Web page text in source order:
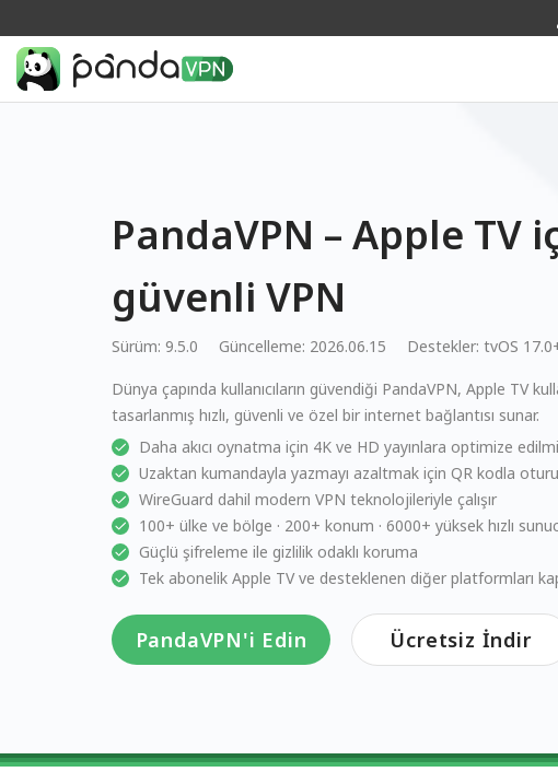
PandaVPN – Apple TV
güvenli VPN
Sürüm: 9.5.0 Güncelleme: 2026.06.15 Destekler: tvOS
Dünya çapında kullanıcıların güvendiği PandaVPN, Apple TV
tasarlanmış hızlı, güvenli ve özel bir internet bağlantısı sunar.
Daha akıcı oynatma için 4K ve HD yayınlara optimize
Uzaktan kumandayla yazmayı azaltmak için QR kodla
WireGuard dahil modern VPN teknolojileriyle çalışır
100+ ülke ve bölge · 200+ konum · 6000+ yüksek hızlı
Güçlü şifreleme ile gizlilik odaklı koruma
Tek abonelik Apple TV ve desteklenen diğer platformları
PandaVPN'i Edin Ücretsiz İndir